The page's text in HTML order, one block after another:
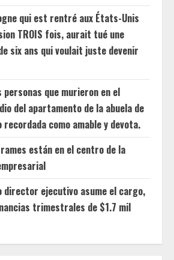
qui est rentré aux États-Unis
TROIS fois, aurait tué une
six ans qui voulait juste devenir
que murieron en el
del apartamento de la abuela de
recordada como amable y devota.
están en el centro de la
director ejecutivo asume el cargo,
trimestrales de $1.7 mil